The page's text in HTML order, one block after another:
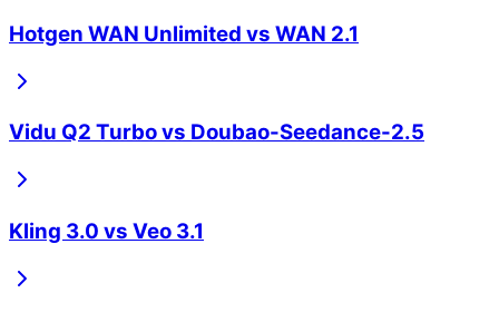
Hotgen WAN Unlimited vs WAN 2.1
Vidu Q2 Turbovs Doubao-Seedance-2.5
Kling 3.0 vs Veo 3.1